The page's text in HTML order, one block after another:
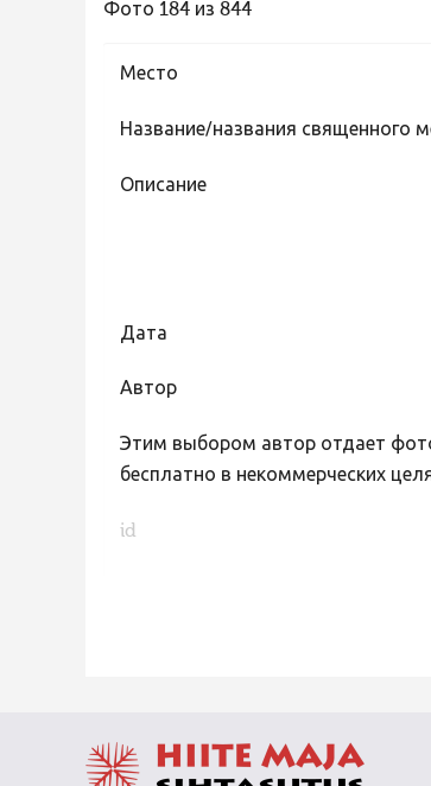
Фото 184 из 844
Место
Название/названия священного
Описание
Дата
Автор
Этим выбором автор отдает
бесплатно в некоммерческих
id